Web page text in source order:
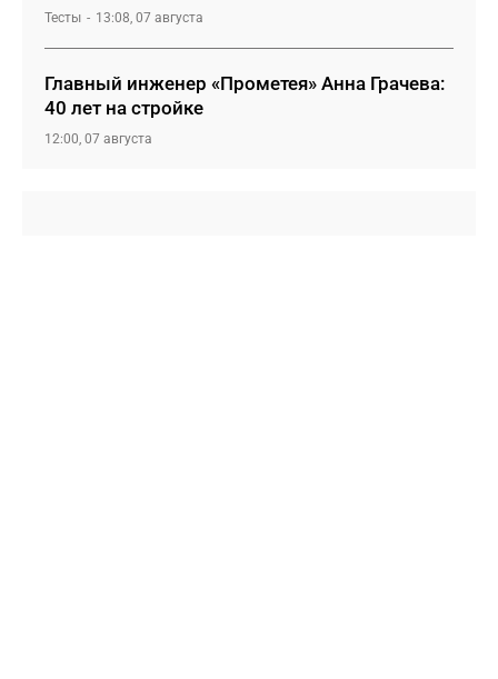
Тесты 13:08, 07 августа
Главный инженер «Прометея» Анна Грачева:
40 лет на стройке
12:00, 07 августа